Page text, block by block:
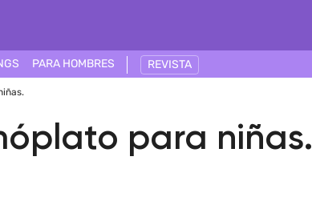
PARA HOMBRES REVISTA
para niñas.